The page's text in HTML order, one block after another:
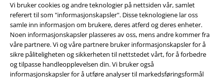
Vi bruker cookies og andre teknologier på nettsiden vår, samlet
referert til som "informasjonskapsler". Disse teknologiene lar oss
samle inn informasjon om brukere, deres atferd og deres enheter.
Noen informasjonskapsler plasseres av oss, mens andre kommer fra
våre partnere. Vi og våre partnere bruker informasjonskapsler for å
sikre påliteligheten og sikkerheten til nettstedet vårt, for å forbedre
og tilpasse handleopplevelsen din. Vi bruker også
informasjonskapsler for å utføre analyser til markedsføringsformål
Community